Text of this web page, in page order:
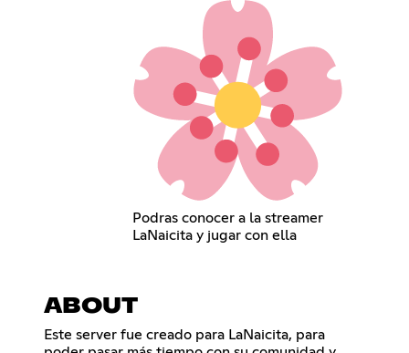
Podras conocer a la streamer
LaNaicita y jugar con ella
ABOUT
Este server fue creado para LaNaicita, para